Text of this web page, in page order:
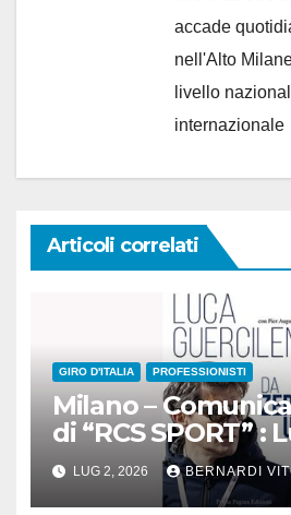
accade
nell'Alto
livello
internazionale
Articoli correlati
GIRO D'ITALIA PROFESSIONISTI
Milano –
di “RCS SPORT” :
Guercilena dal 1°
nella Dirigenza di
LUG 2, 2026 BERNARDI